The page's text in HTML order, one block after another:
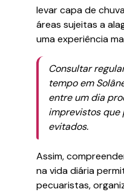
levar capa de
áreas sujeitas a
uma experiência
Consultar
tempo em
entre um dia
imprevistos que
evitados.
Assim,
na vida diária
pecuaristas,